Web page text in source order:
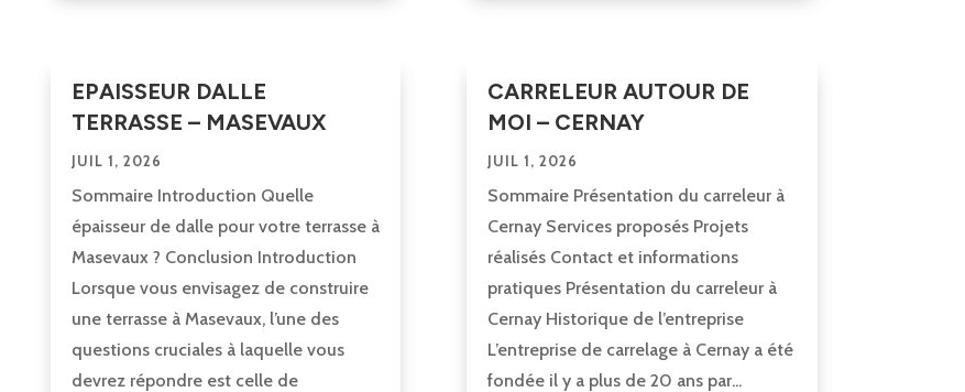
EPAISSEUR DALLE
TERRASSE – MASEVAUX
JUIL 1, 2026
Sommaire Introduction Quelle
épaisseur de dalle pour votre terrasse à
Masevaux ? Conclusion Introduction
Lorsque vous envisagez de construire
une terrasse à Masevaux, l’une des
questions cruciales à laquelle vous
devrez répondre est celle de
CARRELEUR AUTOUR DE
MOI – CERNAY
JUIL 1, 2026
Sommaire Présentation du carreleur à
Cernay Services proposés Projets
réalisés Contact et informations
pratiques Présentation du carreleur à
Cernay Historique de l’entreprise
L’entreprise de carrelage à Cernay a été
fondée il y a plus de 20 ans par...